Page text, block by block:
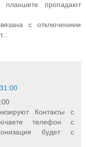
пропадают
с отключением
Контакты с
телефон с
будет с